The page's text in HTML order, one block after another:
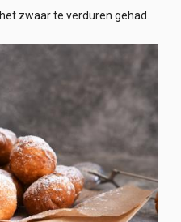
zwaar te verduren gehad.